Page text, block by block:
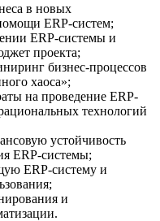
в новых
ERP-систем;
ERP-системы и
проекта;
бизнес-процессов
хаоса»;
на проведение ERP-
технологий
устойчивость
ERP-системы;
ERP-систему и
и